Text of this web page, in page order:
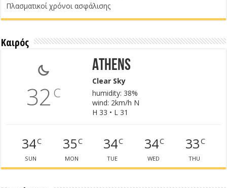
Πλασματικοί χρόνοι ασφάλισης
Καιρός
32 C
Athens
Clear Sky
humidity: 38%
wind: 2km/h N
H 33 • L 31
34C
SUN
35C
MON
34C
TUE
34C
WED
33C
THU